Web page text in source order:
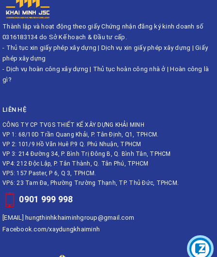
Thành lập và hoạt động theo giấy Chứng nhận đăng ký kinh doanh số
0316183134 do Sở Kế hoạch & Đầu tư cấp.
- Thủ tục xin giấy phép xây dựng | Dịch vụ xin giấy phép xây dựng | Giấy
phép xây dựng
- Dịch vụ hoàn công xây dựng | Thủ tục hoàn công nhà ở |Hoàn công là
gì?
LIÊN HỆ
CÔNG TY CP TVGS THIẾT KẾ XÂY DỰNG KHẢI MINH
VP 1: 68/10D Trần Quang Khải, P. Tân Định, Q1, TPHCM.
VP 2: 101/9 Hồ Văn Huê P.9 Q. Phú Nhuận, TPHCM
VP 3: 214 Đường 34, P. Bình Trị Đông B, Q. Bình Tân, TPHCM
VP4: 212 Độc Lập, P. Tân Thành, Q. Tân Phú, TPHCM
VP5: 157 Paster, P 6, Q 3, TPHCM.
VP6: 23 Tam Đa, Phường Trường Thạnh, TP. Thủ Đức, TPHCM.
0901 999 998
[EMAIL]
hungthinhkhaiminhgroup@gmail.com
Facebook.com/xaydungkhaiminh